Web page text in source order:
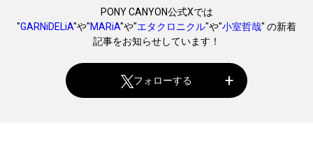
PONY CANYON公式Xでは
"GARNiDELiA"や"MARiA"や"エタクロニクル"や"小室哲哉" の新着
記事をお知らせしています！
フォローする